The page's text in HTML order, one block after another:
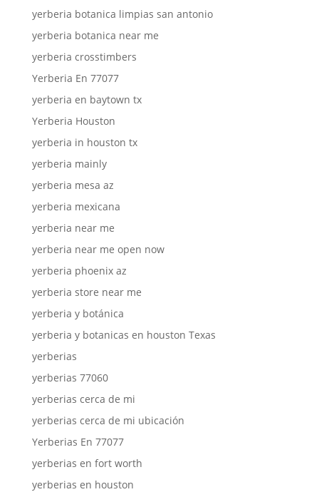
yerberia botanica limpias san antonio
yerberia botanica near me
yerberia crosstimbers
Yerberia En 77077
yerberia en baytown tx
Yerberia Houston
yerberia in houston tx
yerberia mainly
yerberia mesa az
yerberia mexicana
yerberia near me
yerberia near me open now
yerberia phoenix az
yerberia store near me
yerberia y botánica
yerberia y botanicas en houston Texas
yerberias
yerberias 77060
yerberias cerca de mi
yerberias cerca de mi ubicación
Yerberias En 77077
yerberias en fort worth
yerberias en houston